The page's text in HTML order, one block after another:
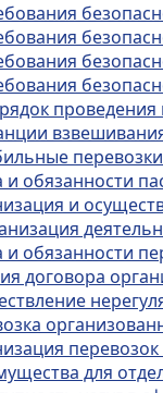
и обязанности
и
и обязанности
договора
для